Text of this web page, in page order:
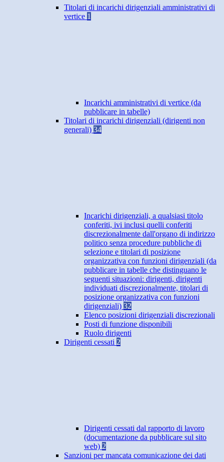
Titolari di incarichi dirigenziali amministrativi di
vertice 1
Incarichi amministrativi di vertice (da
pubblicare in tabelle)
Titolari di incarichi dirigenziali (dirigenti non
generali) 34
Incarichi dirigenziali, a qualsiasi titolo
conferiti, ivi inclusi quelli conferiti
discrezionalmente dall'organo di indirizzo
politico senza procedure pubbliche di
selezione e titolari di posizione
organizzativa con funzioni dirigenziali (da
pubblicare in tabelle che distinguano le
seguenti situazioni: dirigenti, dirigenti
individuati discrezionalmente, titolari di
posizione organizzativa con funzioni
dirigenziali) 32
Elenco posizioni dirigenziali discrezionali
Posti di funzione disponibili
Ruolo dirigenti
Dirigenti cessati 2
Dirigenti cessati dal rapporto di lavoro
(documentazione da pubblicare sul sito
web) 2
Sanzioni per mancata comunicazione dei dati